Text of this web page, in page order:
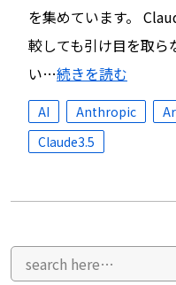
を集めています。
較しても引け目を取ら
い…続きを読む
AI Anthropic
Claude3.5